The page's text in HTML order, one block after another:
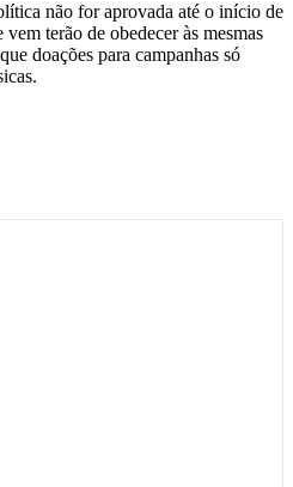
não for aprovada até o início de
terão de obedecer às mesmas
doações para campanhas só